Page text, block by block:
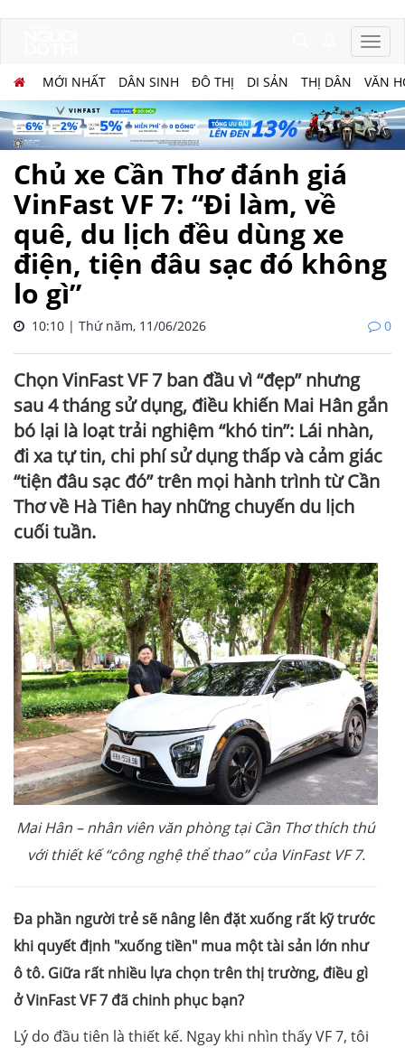
MỚI NHẤT DÂN SINH ĐÔ THỊ DI SẢN THỊ DÂN VĂN
Chủ xe Cần Thơ đánh giá
VinFast VF 7: “Đi làm, về
quê, du lịch đều dùng xe
điện, tiện đâu sạc đó không
lo gì”
10:10 | Thứ năm, 11/06/2026 0
Chọn VinFast VF 7 ban đầu vì “đẹp” nhưng
sau 4 tháng sử dụng, điều khiến Mai Hân gắn
bó lại là loạt trải nghiệm “khó tin”: Lái nhàn,
đi xa tự tin, chi phí sử dụng thấp và cảm giác
“tiện đâu sạc đó” trên mọi hành trình từ Cần
Thơ về Hà Tiên hay những chuyến du lịch
cuối tuần.
Mai Hân – nhân viên văn phòng tại Cần Thơ thích thú
với thiết kế “công nghệ thể thao” của VinFast VF 7.
Đa phần người trẻ sẽ nâng lên đặt xuống rất kỹ trước
khi quyết định "xuống tiền" mua một tài sản lớn như
ô tô. Giữa rất nhiều lựa chọn trên thị trường, điều gì
ở VinFast VF 7 đã chinh phục bạn?
Lý do đầu tiên là thiết kế. Ngay khi nhìn thấy VF 7, tôi